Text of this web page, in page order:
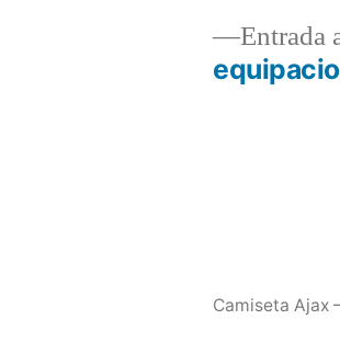
Navegación
Entrada
Camiseta Ajax